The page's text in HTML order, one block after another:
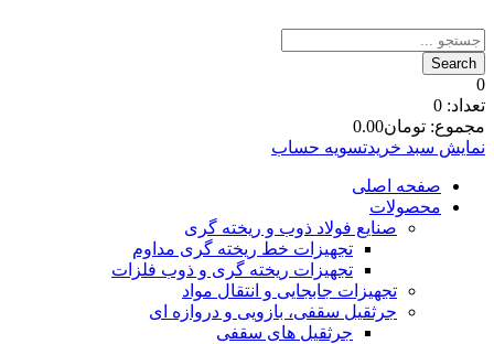
0
تعداد: 0
مجموع: تومان0.00
نمایش سبد خریدتسویه حساب
صفحه اصلی
محصولات
صنایع فولاد ذوب و ریخته گری
تجهیزات خط ریخته گری مداوم
تجهیزات ریخته گری و ذوب فلزات
تجهیزات جابجایی و انتقال مواد
جرثقیل سقفی، بازویی و دروازه ای
جرثقیل های سقفی